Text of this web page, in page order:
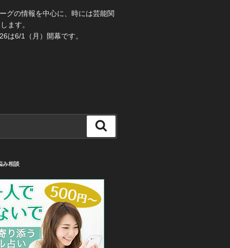
グの情報を中心に、時には芸能関
ます。
は6/1（月）開幕です。
索
み相談